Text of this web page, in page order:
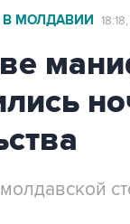
В МОЛДАВИИ